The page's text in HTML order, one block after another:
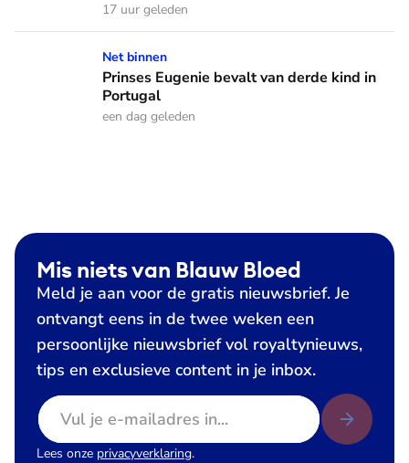
17 uur geleden
Prinses Eugenie bevalt van derde kind in Portugal
Net binnen
Prinses Eugenie bevalt van derde kind in
Portugal
een dag geleden
Mis niets van Blauw Bloed
Meld je aan voor de gratis nieuwsbrief. Je
ontvangt eens in de twee weken een
persoonlijke nieuwsbrief vol royaltynieuws,
tips en exclusieve content in je inbox.
E-mailadres
Lees onze privacyverklaring.